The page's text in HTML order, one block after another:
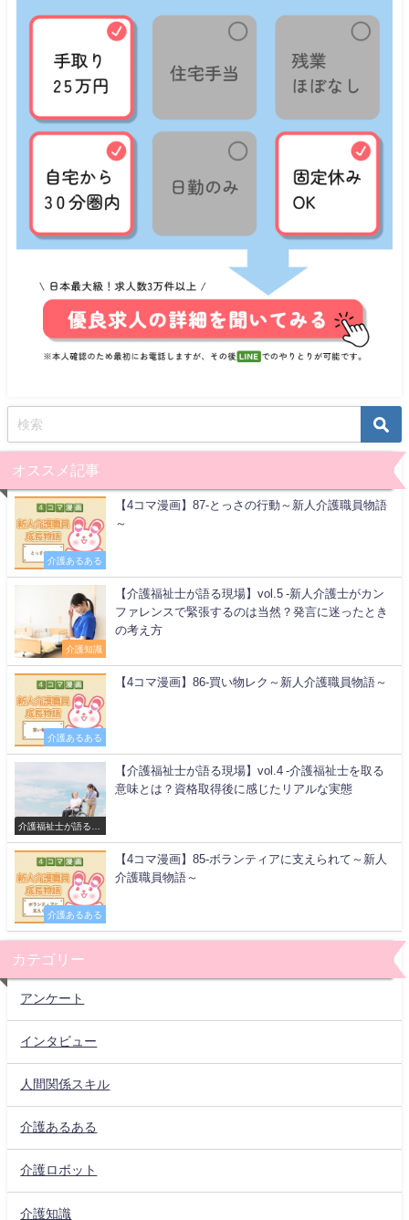
オススメ記事
介護あるある
【4コマ漫画】87-とっさの行動～新人介護職員物語
～
介護知識
【介護福祉士が語る現場】vol.5 -新人介護士がカン
ファレンスで緊張するのは当然？発言に迷ったとき
の考え方
介護あるある
【4コマ漫画】86-買い物レク～新人介護職員物語～
介護福祉士が語る現
【介護福祉士が語る現場】vol.4 -介護福祉士を取る
意味とは？資格取得後に感じたリアルな実態
介護あるある
【4コマ漫画】85-ボランティアに支えられて～新人
介護職員物語～
カテゴリー
アンケート
インタビュー
人間関係スキル
介護あるある
介護ロボット
介護知識